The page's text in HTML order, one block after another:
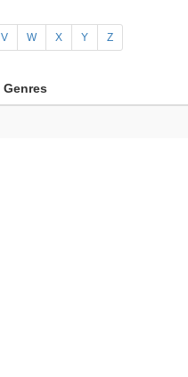
V W X Y Z
Genres